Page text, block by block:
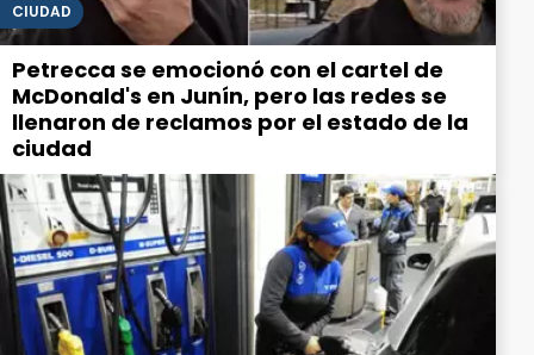
CIUDAD
Petrecca se emocionó con el cartel de
McDonald's en Junín, pero las redes se
llenaron de reclamos por el estado de la
ciudad